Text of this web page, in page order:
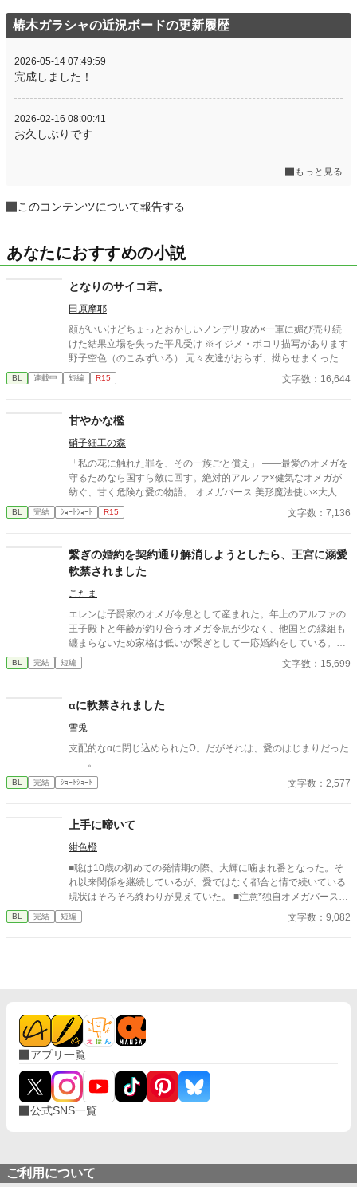
椿木ガラシャの近況ボードの更新履歴
2026-05-14 07:49:59
完成しました！
2026-02-16 08:00:41
お久しぶりです
もっと見る
このコンテンツについて報告する
あなたにおすすめの小説
となりのサイコ君。
田原摩耶
顔がいいけどちょっとおかしいノンデリ攻め×一軍に媚び売り続
けた結果立場を失った平凡受け ※イジメ・ボコリ描写があります
野子空色（のこみずいろ） 元々友達がおらず、拗らせまくった末
に高校デビューで一軍の仲間入りしたくてプライド捨ててきた。
周りを見下している。無事寿々のせいで転落し、サンドバッグ行
ううん） 顔だけで生きてきた。マイペースでデリカシーはない。
パーソナルスペースもおかしいし空気は読まない。でも顔がいい
のでモテる。 柚木（ゆずき） 一軍。普通にクズ。寿々の弱味を野
子に探らせてる。 奈頭（なず） 一軍。柚木の取り巻き１。女好
き。
BL 連載中 短編 R15 文字数：16,644
甘やかな檻
硝子細工の森
「私の花に触れた罪を、その一族ごと償え」 ――最愛のオメガを
守るためなら国すら敵に回す。絶対的アルファ×健気なオメガが
紡ぐ、甘く危険な愛の物語。 オメガバース 美形魔法使い×大人し
い異世界転移者元司書 魔法世界×獣人世界
BL 完結 ｼｮｰﾄｼｮｰﾄ R15 文字数：7,136
繋ぎの婚約を契約通り解消しようとしたら、王宮に溺愛
軟禁されました
こたま
エレンは子爵家のオメガ令息として産まれた。年上のアルファの
王子殿下と年齢が釣り合うオメガ令息が少なく、他国との縁組も
纏まらないため家格は低いが繋ぎとして一応婚約をしている。王
子のことは兄のように慕っており、初恋の人ではあるけれど、契
約終了時期か王子に想い人が現れた時には解消されるものと考え
婚を承諾するまでここから出さないと王子から溢れるほどの愛を
与えられる。ハッピーエンドオメガバースBLです。
BL 完結 短編 文字数：15,699
αに軟禁されました
雪兎
支配的なαに閉じ込められたΩ。だがそれは、愛のはじまりだった
――。
BL 完結 ｼｮｰﾄｼｮｰﾄ 文字数：2,577
上手に啼いて
紺色橙
■聡は10歳の初めての発情期の際、大輝に噛まれ番となった。そ
れ以来関係を継続しているが、愛ではなく都合と情で続いている
現状はそろそろ終わりが見えていた。 ■注意*独自オメガバース設
定。■『それは愛か本能か』と同じ世界設定です。関係は一切な
し。
BL 完結 短編 文字数：9,082
アプリ一覧
公式SNS一覧
ご利用について